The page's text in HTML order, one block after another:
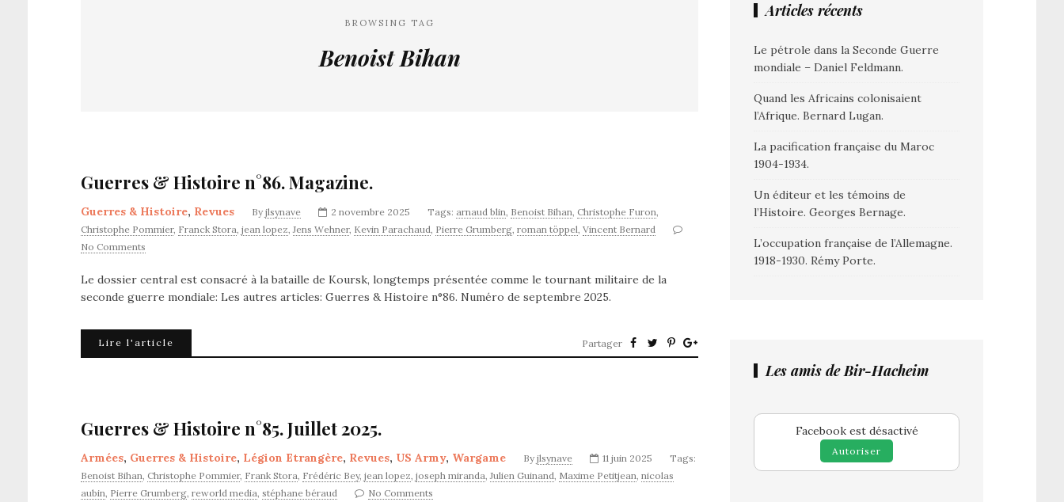
BROWSING TAG
Benoist Bihan
Guerres & Histoire n°86. Magazine.
Guerres & Histoire, Revues By jlsynave 2 novembre 2025 Tags: arnaud blin, Benoist Bihan, Christophe Furon,
Christophe Pommier, Franck Stora, jean lopez,Jens Wehner, Kevin Parachaud, Pierre Grumberg, roman töppel, Vincent Bernard
No Comments
Le dossier central est consacré à la bataille de Koursk, longtemps présentée comme le tournant militaire de la
seconde guerre mondiale: Les autres articles: Guerres & Histoire n°86. Numéro de septembre 2025.
Lire l'article Partager
Guerres & Histoire n°85. Juillet 2025.
Armées, Guerres & Histoire, Légion Etrangère, Revues, US Army, Wargame By jlsynave 11 juin 2025
Tags:
Benoist Bihan, Christophe Pommier, Frank Stora, Frédéric Bey, jean lopez, joseph miranda,Julien Guinand, Maxime Petitjean, nicolas
aubin, Pierre Grumberg, reworld media, stéphane béraud No Comments
Articles récents
Le pétrole dans la Seconde Guerre
mondiale – Daniel Feldmann.
Quand les Africains colonisaient
l’Afrique. Bernard Lugan.
La pacification française du Maroc
1904-1934.
Un éditeur et les témoins de
l’Histoire. Georges Bernage.
L’occupation française de l’Allemagne.
1918-1930. Rémy Porte.
Les amis de Bir-Hacheim
Facebook est désactivé
Autoriser